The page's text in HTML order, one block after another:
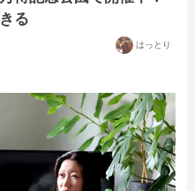
る
はっとり